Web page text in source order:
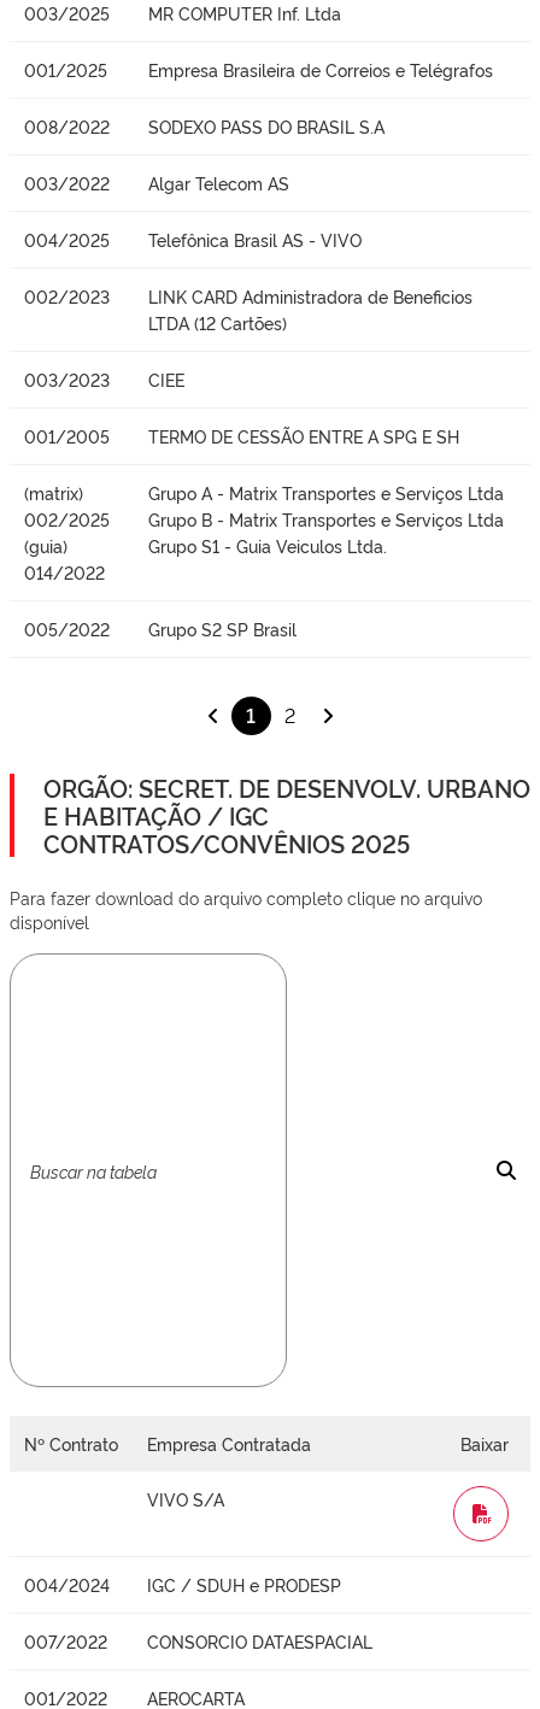
003/2025 MR COMPUTER Inf. Ltda
001/2025 Empresa Brasileira de Correios e Telégrafos
008/2022 SODEXO PASS DO BRASIL S.A
003/2022 Algar Telecom AS
004/2025 Telefônica Brasil AS - VIVO
002/2023
LINK CARD Administradora de Beneficios
LTDA (12 Cartões)
003/2023 CIEE
001/2005 TERMO DE CESSÃO ENTRE A SPG E SH
(matrix)
002/2025
(guia)
014/2022
Grupo A - Matrix Transportes e Serviços Ltda
Grupo B - Matrix Transportes e Serviços Ltda
Grupo S1 - Guia Veiculos Ltda.
005/2022 Grupo S2 SP Brasil
1 2
ORGÃO: SECRET. DE DESENVOLV. URBANO
E HABITAÇÃO / IGC
CONTRATOS/CONVÊNIOS 2025
Para fazer download do arquivo completo clique no arquivo
disponível
Nº Contrato Empresa Contratada Baixar
VIVO S/A
WORD
004/2024 IGC / SDUH e PRODESP
007/2022 CONSORCIO DATAESPACIAL
001/2022 AEROCARTA